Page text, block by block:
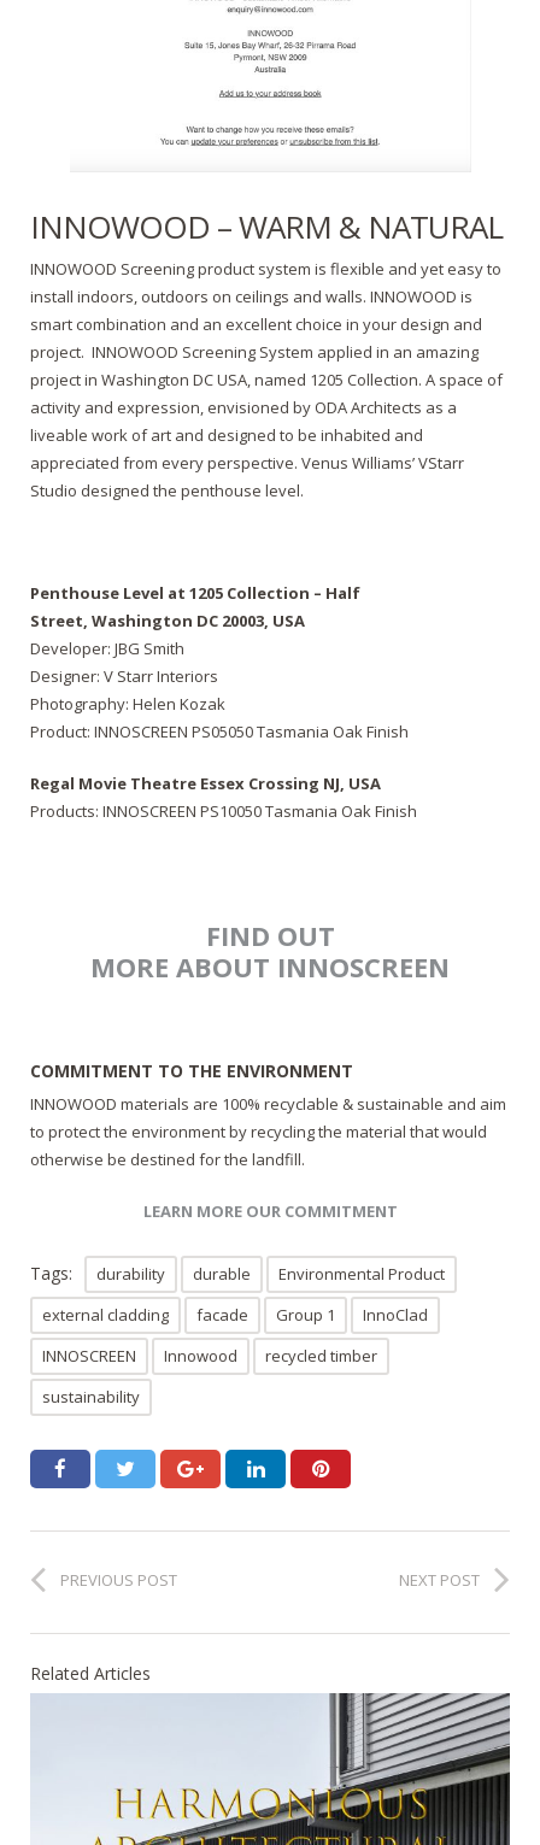
INNOWOOD – WARM & NATURAL
INNOWOOD Screening product system is flexible and yet easy to
install indoors, outdoors on ceilings and walls. INNOWOOD is
smart combination and an excellent choice in your design and
project. INNOWOOD Screening System applied in an amazing
project in Washington DC USA, named 1205 Collection. A space of
activity and expression, envisioned by ODA Architects as a
liveable work of art and designed to be inhabited and
appreciated from every perspective. Venus Williams’ VStarr
Studio designed the penthouse level.
Penthouse Level at 1205 Collection – Half
Street, Washington DC 20003, USA
Developer: JBG Smith
Designer: V Starr Interiors
Photography: Helen Kozak
Product: INNOSCREEN PS05050 Tasmania Oak Finish
Regal Movie Theatre Essex Crossing NJ, USA
Products: INNOSCREEN PS10050 Tasmania Oak Finish
FIND OUT
MORE ABOUT INNOSCREEN
COMMITMENT TO THE ENVIRONMENT
INNOWOOD materials are 100% recyclable & sustainable and aim
to protect the environment by recycling the material that would
otherwise be destined for the landfill.
LEARN MORE OUR COMMITMENT
Tags: durability durable
Environmental Product
external cladding
facade Group 1
InnoClad
INNOSCREEN
Innowood
recycled timber
sustainability
PREVIOUS POST NEXT POST
Related Articles